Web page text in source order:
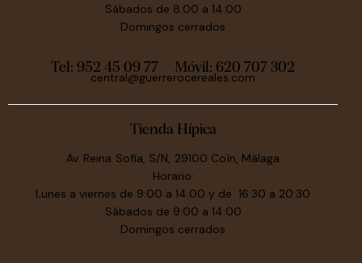
Sábados de 8:00 a 14:00
Domingos cerrados
Tel: 952 45 09 77 Móvil: 620 707 302
central@guerrerocereales.com
Tienda Hípica
Av. Reina Sofía, S/N, 29100 Coín, Málaga
Horario:
Lunes a viernes de 9:00 a 14:00 y de 16:30 a 20:30
Sábados de 9:00 a 14:00
Domingos cerrados